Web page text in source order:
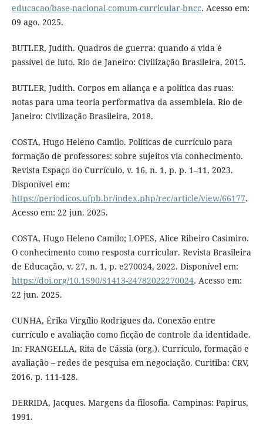
educacao/base-nacional-comum-curricular-bncc. Acesso em:
09 ago. 2025.
BUTLER, Judith. Quadros de guerra: quando a vida é
passível de luto. Rio de Janeiro: Civilização Brasileira, 2015.
BUTLER, Judith. Corpos em aliança e a política das ruas:
notas para uma teoria performativa da assembleia. Rio de
Janeiro: Civilização Brasileira, 2018.
COSTA, Hugo Heleno Camilo. Políticas de currículo para
formação de professores: sobre sujeitos via conhecimento.
Revista Espaço do Currículo, v. 16, n. 1, p. p. 1–11, 2023.
Disponível em:
https://periodicos.ufpb.br/index.php/rec/article/view/66177.
Acesso em: 22 jun. 2025.
COSTA, Hugo Heleno Camilo; LOPES, Alice Ribeiro Casimiro.
O conhecimento como resposta curricular. Revista Brasileira
de Educação, v. 27, n. 1, p. e270024, 2022. Disponível em:
https://doi.org/10.1590/S1413-24782022270024. Acesso em:
22 jun. 2025.
CUNHA, Érika Virgílio Rodrigues da. Conexão entre
currículo e avaliação como ficção de controle da identidade.
In: FRANGELLA, Rita de Cássia (org.). Currículo, formação e
avaliação – redes de pesquisa em negociação. Curitiba: CRV,
2016. p. 111-128.
DERRIDA, Jacques. Margens da filosofia. Campinas: Papirus,
1991.